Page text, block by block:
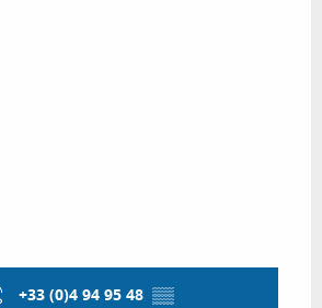
+33 (0)4 94 95 48 ▒▒